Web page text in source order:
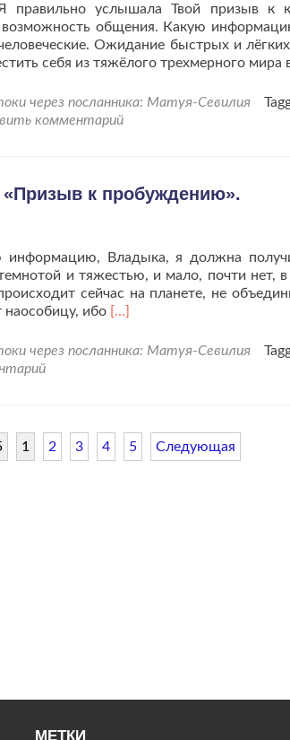
правильно услышала Твой призыв к
возможность общения. Какую
Ожидание быстрых и
себя из тяжёлого трехмерного мира
через посланника: Матуя-Севилия
комментарий
«Призыв к пробуждению».
информацию, Владыка, я должна
и тяжестью, и мало, почти нет, в
сейчас на планете, не
ибо Читать
проПослание
к
пробуждению».
[…]
через посланника: Матуя-Севилия
1 2 3 4 5 Следующая
МЕТКИ